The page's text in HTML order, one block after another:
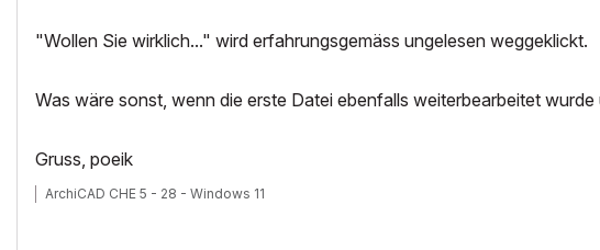
"Wollen Sie wirklich..." wird erfahrungsgemäss ungelesen weggeklickt.
Was wäre sonst, wenn die erste Datei ebenfalls weiterbearbeitet
Gruss, poeik
ArchiCAD CHE 5 - 28 - Windows 11